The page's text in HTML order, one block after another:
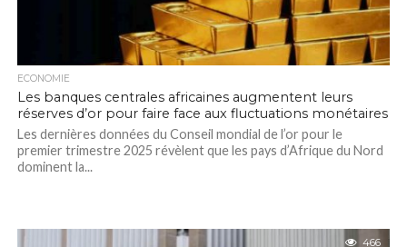
ECONOMIE
Les banques centrales africaines augmentent leurs
réserves d’or pour faire face aux fluctuations monétaires
Les dernières données du Conseil mondial de l’or pour le
premier trimestre 2025 révèlent que les pays d’Afrique du Nord
dominent la...
466